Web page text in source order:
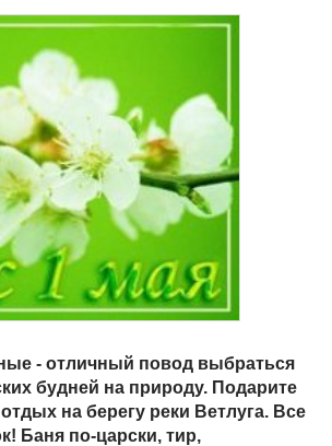
- отличный повод выбраться
будней на природу. Подарите
на берегу реки Ветлуга. Все
Баня по-царски, тир,